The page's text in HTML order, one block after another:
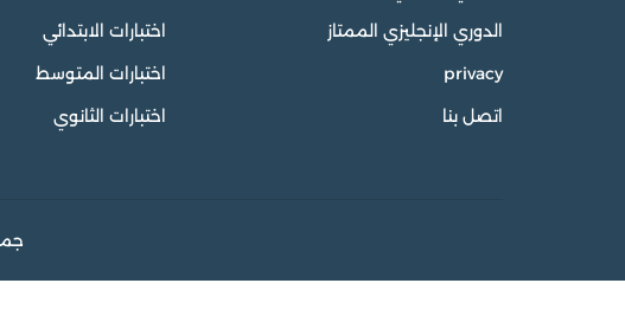
الدوري الإنجليزي الممتاز
privacy
اتصل بنا
اختبارات الابتدائي
اختبارات المتوسط
اختبارات الثانوي